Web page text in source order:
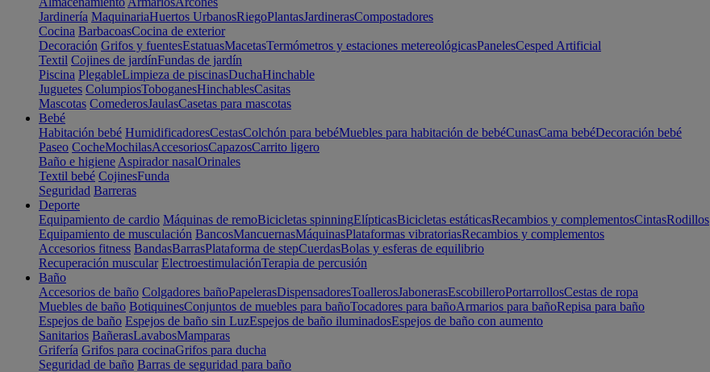
Jardinería MaquinariaHuertos UrbanosRiegoPlantasJardinerasCompostadores
Cocina BarbacoasCocina de exterior
Decoración Grifos y fuentesEstatuasMacetasTermómetros y estaciones metereológicasPanelesCesped Artificial
Textil Cojines de jardínFundas de jardín
Piscina PlegableLimpieza de piscinasDuchaHinchable
Juguetes ColumpiosToboganesHinchablesCasitas
Mascotas ComederosJaulasCasetas para mascotas
Bebé
Habitación bebé HumidificadoresCestasColchón para bebéMuebles para habitación de bebéCunasCama bebéDecoración bebé
Paseo CocheMochilasAccesoriosCapazosCarrito ligero
Baño e higiene Aspirador nasalOrinales
Textil bebé CojinesFunda
Seguridad Barreras
Deporte
Equipamiento de cardio Máquinas de remoBicicletas spinningElípticasBicicletas estáticasRecambios y complementosCintasRodillos
Equipamiento de musculación BancosMancuernasMáquinasPlataformas vibratoriasRecambios y complementos
Accesorios fitness BandasBarrasPlataforma de stepCuerdasBolas y esferas de equilibrio
Recuperación muscular ElectroestimulaciónTerapia de percusión
Baño
Accesorios de baño Colgadores bañoPapelerasDispensadoresToallerosJabonerasEscobilleroPortarrollosCestas de ropa
Muebles de baño BotiquinesConjuntos de muebles para bañoTocadores para bañoArmarios para bañoRepisa para baño
Espejos de baño Espejos de baño sin LuzEspejos de baño iluminadosEspejos de baño con aumento
Sanitarios BañerasLavabosMamparas
Grifería Grifos para cocinaGrifos para ducha
Seguridad de baño Barras de seguridad para baño